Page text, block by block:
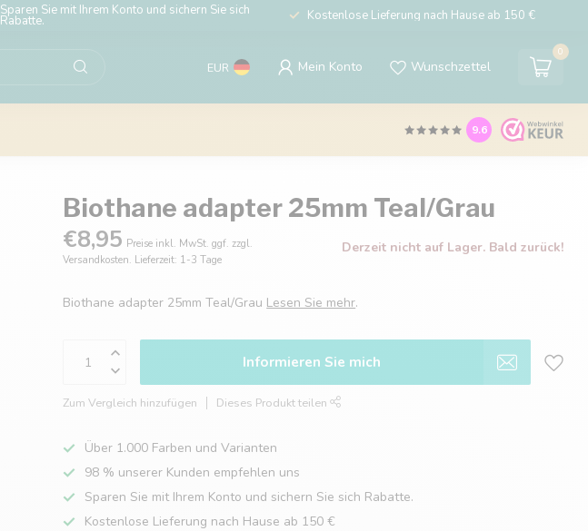
Sparen Sie mit Ihrem Konto und sichern Sie sich
Rabatte. Kostenlose Lieferung nach Hause ab 150 €
EUR Mein Konto Wunschzettel
0
9.6
Biothane adapter 25mm Teal/Grau
€8,95 Preise inkl. MwSt. ggf. zzgl.
Versandkosten. Lieferzeit: 1-3 Tage
Derzeit nicht auf Lager. Bald zurück!
Biothane adapter 25mm Teal/Grau Lesen Sie mehr.
Informieren Sie mich
Zum Vergleich hinzufügen Dieses Produkt teilen
Über 1.000 Farben und Varianten
98 % unserer Kunden empfehlen uns
Sparen Sie mit Ihrem Konto und sichern Sie sich Rabatte.
Kostenlose Lieferung nach Hause ab 150 €